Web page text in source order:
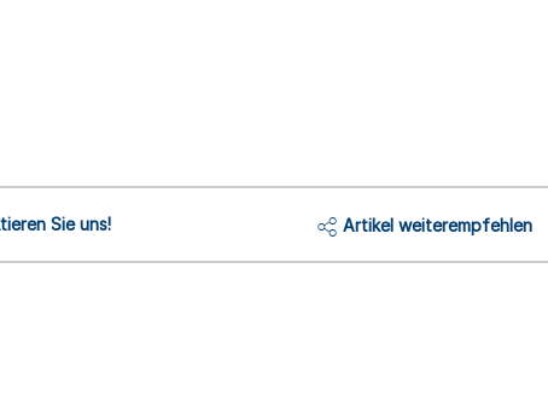
Sie uns! Artikel weiterempfehlen